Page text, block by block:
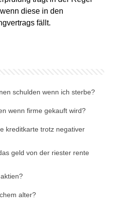
diese in den
fällt.
schulden wenn ich sterbe?
wenn firme gekauft wird?
kreditkarte trotz negativer
geld von der riester rente
alter?